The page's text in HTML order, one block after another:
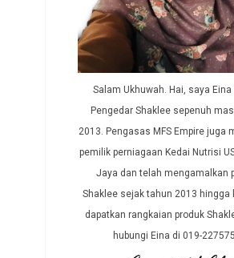
Salam Ukhuwah. Hai, saya Eina
Pengedar Shaklee sepenuh
2013. Pengasas MFS Empire juga
pemilik perniagaan Kedai Nutrisi
Jaya dan telah mengamalkan
Shaklee sejak tahun 2013 hingga
dapatkan rangkaian produk
hubungi Eina di 019-